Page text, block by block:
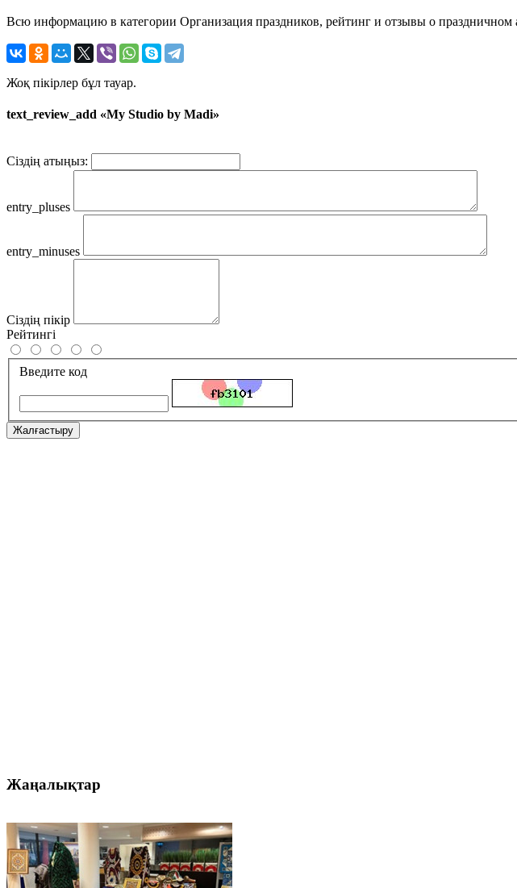
Всю информацию в категории Организация праздников, рейтинг и отзывы о
Жоқ пікірлер бұл тауар.
text_review_add «My Studio by Madi»
Сіздің атыңыз:
entry_pluses
entry_minuses
Сіздің пікір
Рейтингі
Введите код
Жалғастыру
Жаңалықтар